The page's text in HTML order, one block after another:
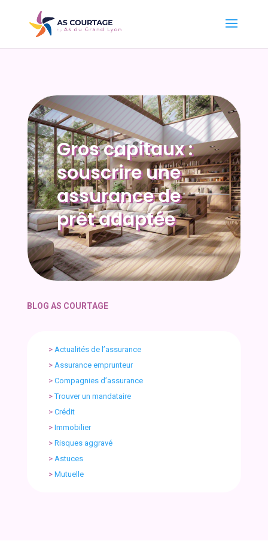
Gros capitaux :
souscrire une
assurance de
prêt adaptée
BLOG AS COURTAGE
> Actualités de l’assurance
> Assurance emprunteur
> Compagnies d’assurance
>Trouver un mandataire
> Crédit
> Immobilier
> Risques aggravé
> Astuces
> Mutuelle